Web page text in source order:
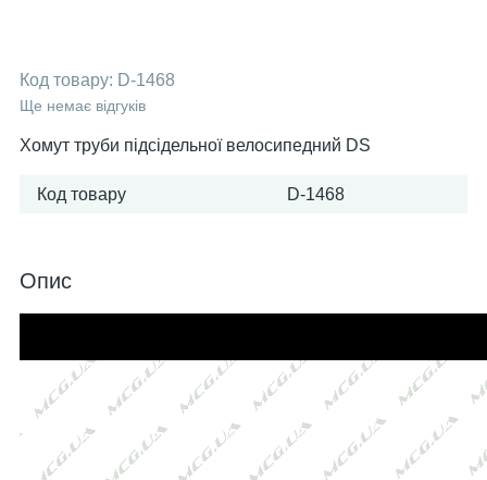
Код товару: D-1468
Ще немає відгуків
Хомут труби підсідельної велосипедний DS
Код товару D-1468
Опис